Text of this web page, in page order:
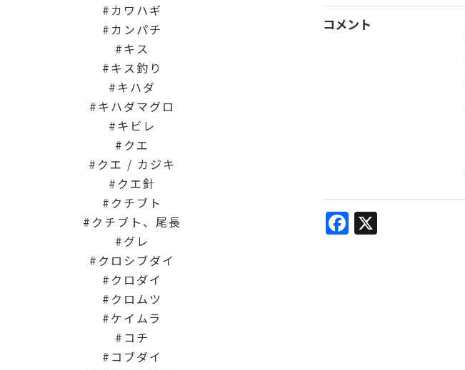
コメント
Facebook
カワハギ
カンパチ
キス
キス釣り
キハダ
キハダマグロ
キビレ
クエ
クエ / カジキ
クエ針
クチブト
クチブト、尾長
グレ
クロシブダイ
クロダイ
クロムツ
ケイムラ
コチ
コブダイ